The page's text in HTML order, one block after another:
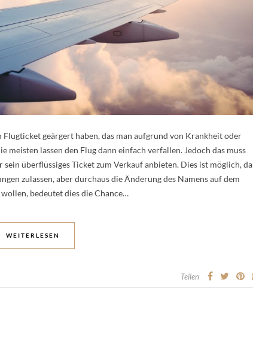
geärgert haben, das man aufgrund von Krankheit oder
lassen den Flug dann einfach verfallen. Jedoch das muss
überflüssiges Ticket zum Verkauf anbieten. Dies ist möglich, da
zulassen, aber durchaus die Änderung des Namens auf dem
bedeutet dies die Chance…
WEITERLESEN
Teilen